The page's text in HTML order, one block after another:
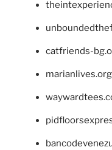
catfriends-
marianlives.org